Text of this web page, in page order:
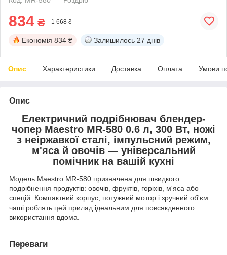
834 ₴ 1 668 ₴
Економія 834 ₴ Залишилось 27 днів
Опис Характеристики Доставка Оплата Умови
Опис
Електричний подрібнювач блендер-
чопер Maestro MR-580 0.6 л, 300 Вт, ножі
з неіржавкої сталі, імпульсний режим,
м'яса й овочів — універсальний
помічник на вашій кухні
Модель Maestro MR-580 призначена для швидкого
подрібнення продуктів: овочів, фруктів, горіхів, м'яса або
спецій. Компактний корпус, потужний мотор і зручний об'єм
чаші роблять цей прилад ідеальним для повсякденного
використання вдома.
Переваги